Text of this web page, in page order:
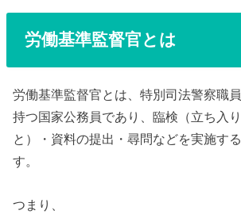
労働基準監督官とは
労働基準監督官とは、特別司法警察職
持つ国家公務員であり、臨検（立ち入
と）・資料の提出・尋問などを実施す
す。
つまり、